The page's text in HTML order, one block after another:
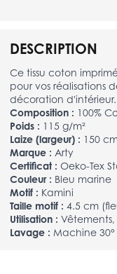
DESCRIPTION
Ce tissu coton
pour vos réalisations
décoration d'intérieur.
Composition : 100%
Poids : 115 g/m²
Laize (largeur) : 150
Marque : Arty
Certificat : Oeko-Tex
Couleur : Bleu marine
Motif : Kamini
Taille motif : 4.5 cm
Utilisation : Vêtements,
Lavage : Machine 30°